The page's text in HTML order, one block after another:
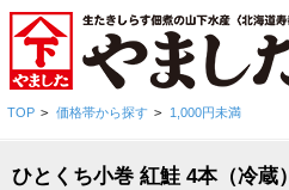
TOP > 価格帯から探す > 1,000円未満
ひとくち小巻 紅鮭 4本（冷蔵）